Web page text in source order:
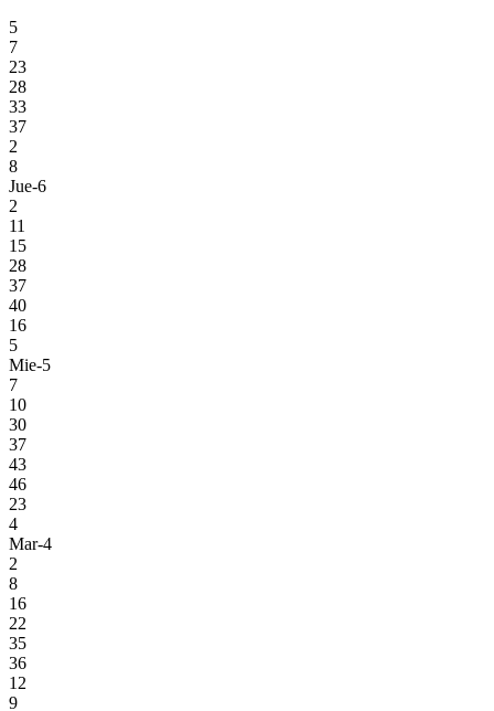
5
7
23
28
33
37
2
8
Jue-6
2
11
15
28
37
40
16
5
Mie-5
7
10
30
37
43
46
23
4
Mar-4
2
8
16
22
35
36
12
9